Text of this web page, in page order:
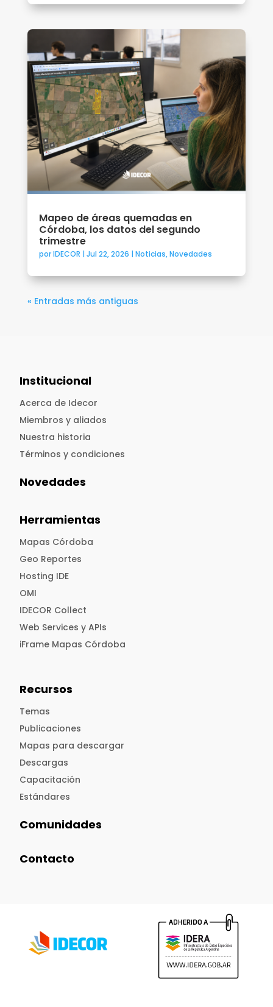
Mapeo de áreas quemadas en
Córdoba, los datos del segundo
trimestre
porIDECOR | Jul 22, 2026 | Noticias,Novedades
« Entradas más antiguas
Institucional
Acerca de Idecor
Miembros y aliados
Nuestra historia
Términos y condiciones
Novedades
Herramientas
Mapas Córdoba
Geo Reportes
Hosting IDE
OMI
IDECOR Collect
Web Services y APIs
iFrame Mapas Córdoba
Recursos
Temas
Publicaciones
Mapas para descargar
Descargas
Capacitación
Estándares
Comunidades
Contacto